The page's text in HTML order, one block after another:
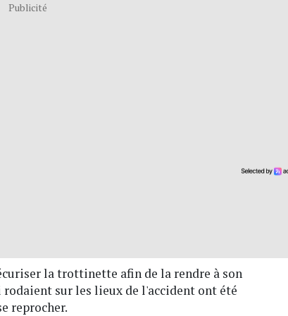
Publicité
la trottinette afin de la rendre à son
sur les lieux de l'accident ont été
reprocher.